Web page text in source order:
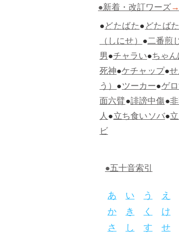
●新着・改訂ワーズ→
●どたばた●どたば
（しにせ）●二番煎
男●チャラい●ちゃ
死神●ケチャップ●
う）●ツーカー●ゲ
面六臂●誹謗中傷●
人●立ち食いソバ●
ビ
●五十音索引
あ い う え
か き く け
さ し す せ